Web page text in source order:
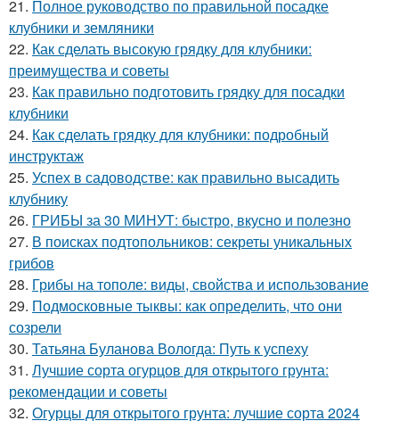
21. Полное руководство по правильной посадке
клубники и земляники
22. Как сделать высокую грядку для клубники:
преимущества и советы
23. Как правильно подготовить грядку для посадки
клубники
24. Как сделать грядку для клубники: подробный
инструктаж
25. Успех в садоводстве: как правильно высадить
клубнику
26. ГРИБЫ за 30 МИНУТ: быстро, вкусно и полезно
27. В поисках подтопольников: секреты уникальных
грибов
28. Грибы на тополе: виды, свойства и использование
29. Подмосковные тыквы: как определить, что они
созрели
30. Татьяна Буланова Вологда: Путь к успеху
31. Лучшие сорта огурцов для открытого грунта:
рекомендации и советы
32. Огурцы для открытого грунта: лучшие сорта 2024